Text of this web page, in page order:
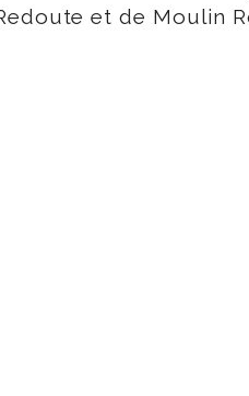
et de Moulin